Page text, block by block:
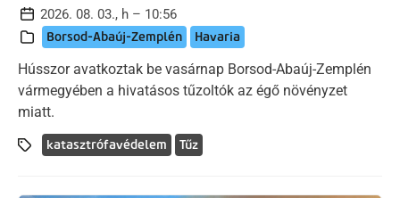
2026. 08. 03., h – 10:56
Borsod-Abaúj-Zemplén Havaria
Hússzor avatkoztak be vasárnap Borsod-Abaúj-Zemplén
vármegyében a hivatásos tűzoltók az égő növényzet
miatt.
katasztrófavédelem Tűz